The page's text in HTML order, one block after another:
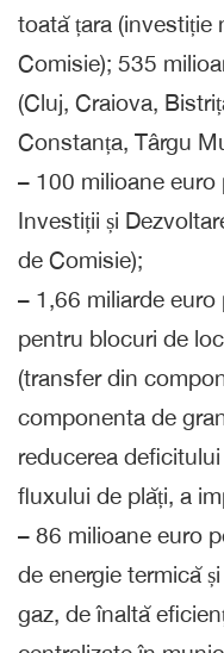
toată țara (investiție
Comisie); 535
(Cluj, Craiova,
Constanța, Târgu
– 100 milioane
Investiții și
de Comisie);
– 1,66 miliarde
pentru blocuri de
(transfer din
componenta de
reducerea
fluxului de plăți, a
– 86 milioane euro
de energie termică
gaz, de înaltă